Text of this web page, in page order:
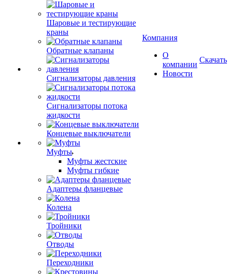
Шаровые и тестирующие
краны
Обратные клапаны
Сигнализаторы давления
Сигнализаторы потока
жидкости
Концевые выключатели
Муфты
Муфты жестские
Муфты гибкие
Адаптеры фланцевые
Колена
Тройники
Отводы
Переходники
Компания
О
компании
Новости
Скачать